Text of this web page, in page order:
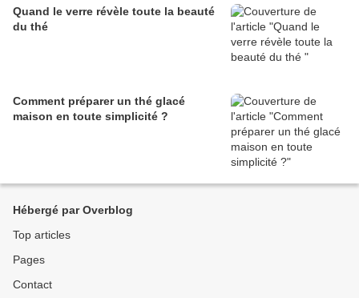
Quand le verre révèle toute la beauté
du thé
Comment préparer un thé glacé
maison en toute simplicité ?
Hébergé par Overblog
Top articles
Pages
Contact